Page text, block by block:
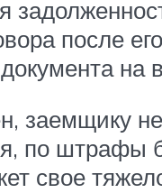
после
на
заемщику
по штрафы
свое